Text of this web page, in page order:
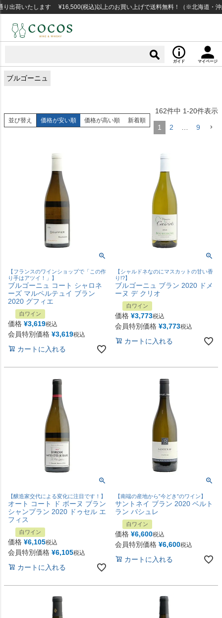
荷いたします ¥16,500(税込)以上のお買い上げで送料無料！（※北海道・沖縄
ガイド マイページ
ブルゴーニュ
並び替え 価格が安い順 価格が高い順 新着順
162件中 1-20件表示
1 2 9
【フランスのワインショップで「この作
り手はアツイ！」】
ブルゴーニュ コート シャロネ
ーズ マルペルテュイ ブラン
2020 グフィエ
白ワイン
価格 ¥3,619税込
会員特別価格 ¥3,619税込
カートに入れる
【シャルドネなのにマスカットの甘い香
り!?】
ブルゴーニュ ブラン 2020 ドメ
ーヌ デ クリオ
白ワイン
価格 ¥3,773税込
会員特別価格 ¥3,773税込
カートに入れる
【醸造家交代による変化に注目です！】
オート コート ド ボーヌ ブラン
シャンプラン 2020 ドゥセル エ
フィス
白ワイン
価格 ¥6,105税込
会員特別価格 ¥6,105税込
カートに入れる
【南端の産地から”今どき”のワイン】
サントネイ ブラン 2020 ベルト
ラン バシュレ
白ワイン
価格 ¥6,600税込
会員特別価格 ¥6,600税込
カートに入れる